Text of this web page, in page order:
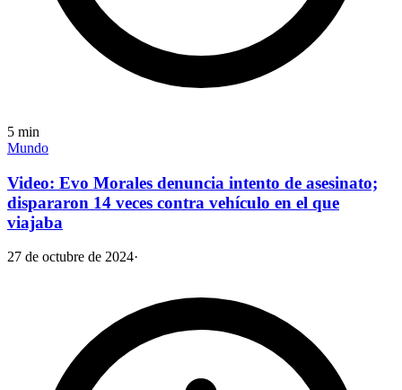
5 min
Mundo
Video: Evo Morales denuncia intento de asesinato;
dispararon 14 veces contra vehículo en el que
viajaba
27 de octubre de 2024·